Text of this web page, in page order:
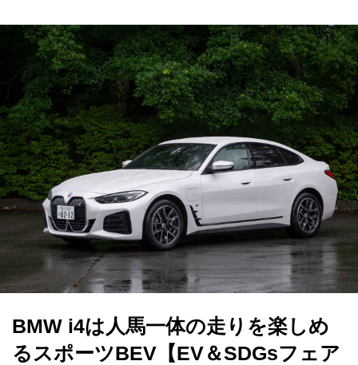
BMW i4は人馬一体の走りを楽しめ
るスポーツBEV【EV＆SDGsフェア